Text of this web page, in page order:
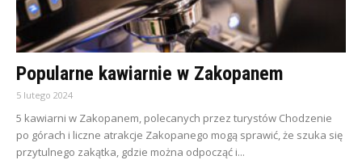
Popularne kawiarnie w Zakopanem
5 lutego 2024
5 kawiarni w Zakopanem, polecanych przez turystów Chodzenie
po górach i liczne atrakcje Zakopanego mogą sprawić, że szuka się
przytulnego zakątka, gdzie można odpocząć i...